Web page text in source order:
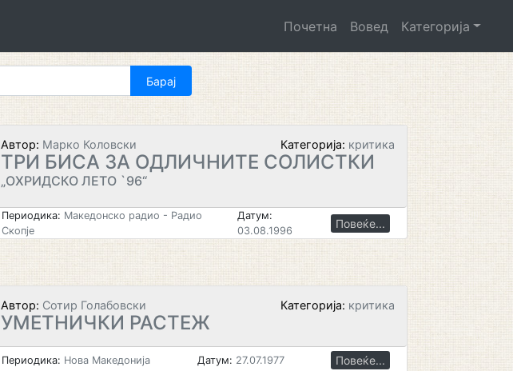
Почетна Вовед Категорија
Автор: Марко Коловски Категорија: критика
ТРИ БИСА ЗА ОДЛИЧНИТЕ СОЛИСТКИ
„ОХРИДСКО ЛЕТО `96“
Периодика: Македонско радио - Радио
Скопје
Датум:
03.08.1996
Повеќе...
Автор: Сотир Голабовски Категорија: критика
УМЕТНИЧКИ РАСТЕЖ
Периодика: Нова Македонија Датум: 27.07.1977 Повеќе...